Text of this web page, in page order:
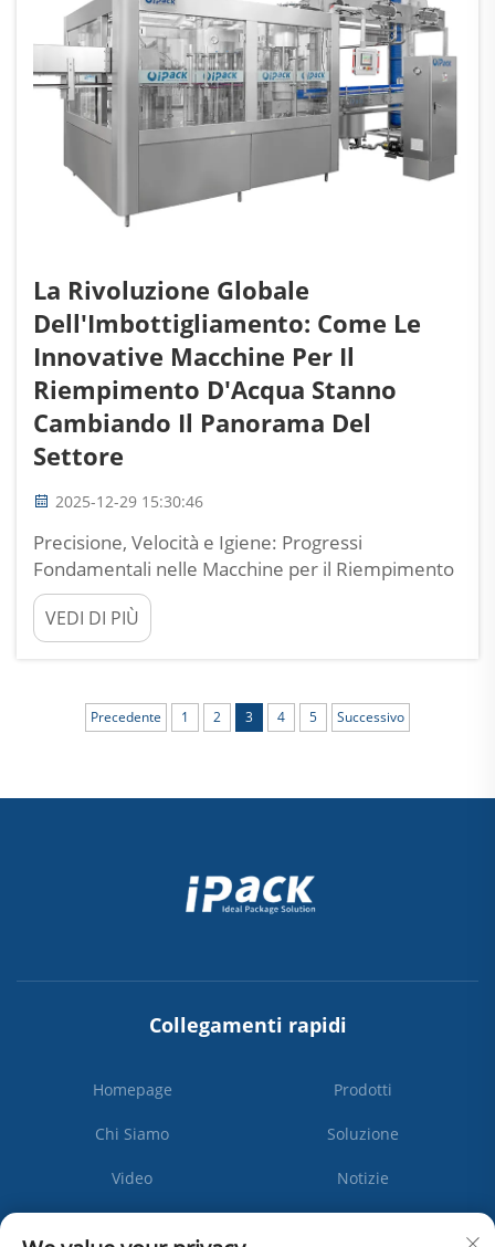
La Rivoluzione Globale
Dell'Imbottigliamento: Come Le
Innovative Macchine Per Il
Riempimento D'Acqua Stanno
Cambiando Il Panorama Del
Settore
2025-12-29 15:30:46
Precisione, Velocità e Igiene: Progressi
Fondamentali nelle Macchine per il Riempimento
d'Acqua di Nuova Generazione. Macchine per il
Riempimento d'Acqua ad Alta Velocità e Basso
Tempo di Inattività che Favoriscono l'Adozione nei
richiedono ora macchine per il riempimento
d'acqua in grado di gestire oltre 20.000 bot...
VEDI DI PIÙ
Precedente 1 2 3 4 5 Successivo
Collegamenti rapidi
Homepage Prodotti
Chi Siamo Soluzione
Video Notizie